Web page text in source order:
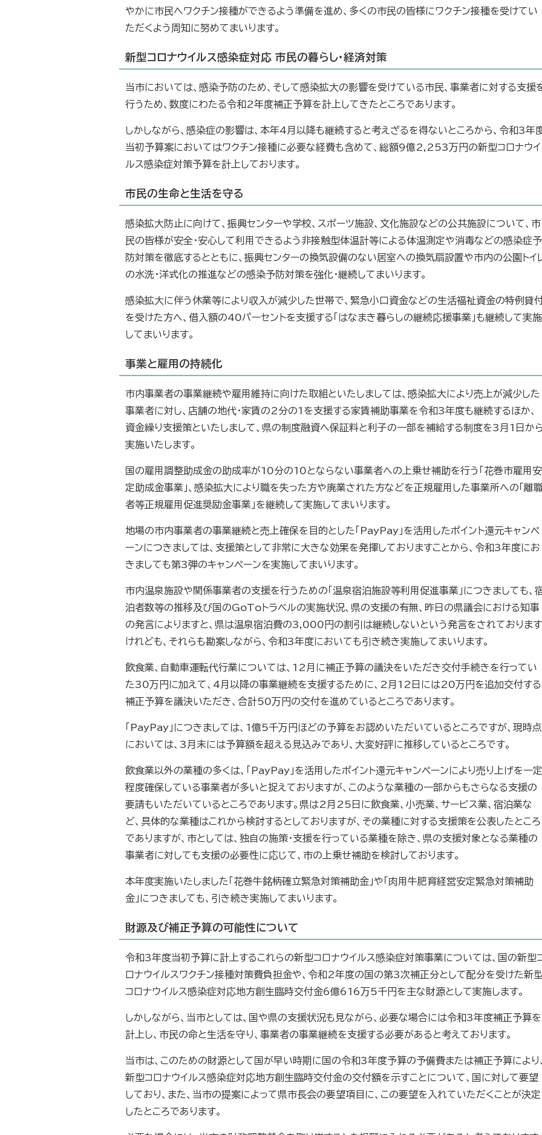
やかに市民へワクチン接種ができるよう準備を進め、多くの市民の皆様にワクチン接種を受けてい
ただくよう周知に努めてまいります。
新型コロナウイルス感染症対応 市民の暮らし・経済対策
当市においては、感染予防のため、そして感染拡大の影響を受けている市民、事業者に対する支援
行うため、数度にわたる令和2年度補正予算を計上してきたところであります。
しかしながら、感染症の影響は、本年4月以降も継続すると考えざるを得ないところから、令和3年
当初予算案においてはワクチン接種に必要な経費も含めて、総額9億2,253万円の新型コロナウイ
ルス感染症対策予算を計上しております。
市民の生命と生活を守る
感染拡大防止に向けて、振興センターや学校、スポーツ施設、文化施設などの公共施設について、市
民の皆様が安全・安心して利用できるよう非接触型体温計等による体温測定や消毒などの感染症予
防対策を徹底するとともに、振興センターの換気設備のない居室への換気扇設置や市内の公園トイ
の水洗・洋式化の推進などの感染予防対策を強化・継続してまいります。
感染拡大に伴う休業等により収入が減少した世帯で、緊急小口資金などの生活福祉資金の特例貸
を受けた方へ、借入額の40パーセントを支援する「はなまき暮らしの継続応援事業」も継続して実施
してまいります。
事業と雇用の持続化
市内事業者の事業継続や雇用維持に向けた取組といたしましては、感染拡大により売上が減少した
事業者に対し、店舗の地代・家賃の2分の1を支援する家賃補助事業を令和3年度も継続するほか、
資金繰り支援策といたしまして、県の制度融資へ保証料と利子の一部を補給する制度を3月1日から
実施いたします。
国の雇用調整助成金の助成率が10分の10とならない事業者への上乗せ補助を行う「花巻市雇用安
定助成金事業」、感染拡大により職を失った方や廃業された方などを正規雇用した事業所への「離
者等正規雇用促進奨励金事業」を継続して実施してまいります。
地場の市内事業者の事業継続と売上確保を目的とした「PayPay」を活用したポイント還元キャンペ
ーンにつきましては、支援策として非常に大きな効果を発揮しておりますことから、令和3年度にお
きましても第3弾のキャンペーンを実施してまいります。
市内温泉施設や関係事業者の支援を行うための「温泉宿泊施設等利用促進事業」につきましても、
泊者数等の推移及び国のGoToトラベルの実施状況、県の支援の有無、昨日の県議会における知事
の発言によりますと、県は温泉宿泊費の3,000円の割引は継続しないという発言をされております
けれども、それらも勘案しながら、令和3年度においても引き続き実施してまいります。
飲食業、自動車運転代行業については、12月に補正予算の議決をいただき交付手続きを行ってい
た30万円に加えて、4月以降の事業継続を支援するために、2月12日には20万円を追加交付する
補正予算を議決いただき、合計50万円の交付を進めているところであります。
「PayPay」につきましては、1億5千万円ほどの予算をお認めいただいているところですが、現時点
においては、3月末には予算額を超える見込みであり、大変好評に推移しているところです。
飲食業以外の業種の多くは、「PayPay」を活用したポイント還元キャンペーンにより売り上げを一定
程度確保している事業者が多いと捉えておりますが、このような業種の一部からもさらなる支援の
要請もいただいているところであります。県は2月25日に飲食業、小売業、サービス業、宿泊業な
ど、具体的な業種はこれから検討するとしておりますが、その業種に対する支援策を公表したところ
でありますが、市としては、独自の施策・支援を行っている業種を除き、県の支援対象となる業種の
事業者に対しても支援の必要性に応じて、市の上乗せ補助を検討しております。
本年度実施いたしました「花巻牛銘柄確立緊急対策補助金」や「肉用牛肥育経営安定緊急対策補助
金」につきましても、引き続き実施してまいります。
財源及び補正予算の可能性について
令和3年度当初予算に計上するこれらの新型コロナウイルス感染症対策事業については、国の新型
ロナウイルスワクチン接種対策費負担金や、令和2年度の国の第3次補正分として配分を受けた新型
コロナウイルス感染症対応地方創生臨時交付金6億616万5千円を主な財源として実施します。
しかしながら、当市としては、国や県の支援状況も見ながら、必要な場合には令和3年度補正予算を
計上し、市民の命と生活を守り、事業者の事業継続を支援する必要があると考えております。
当市は、このための財源として国が早い時期に国の令和3年度予算の予備費または補正予算により、
新型コロナウイルス感染症対応地方創生臨時交付金の交付額を示すことについて、国に対して要望
しており、また、当市の提案によって県市長会の要望項目に、この要望を入れていただくことが決定
したところであります。